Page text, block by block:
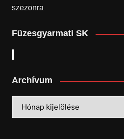
szezonra
Füzesgyarmati SK
Archívum